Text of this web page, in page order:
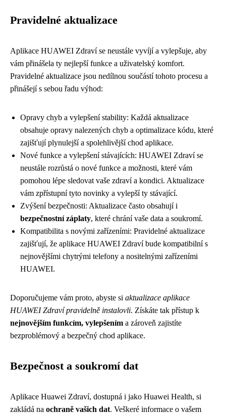
Pravidelné aktualizace
Aplikace HUAWEI Zdraví se neustále vyvíjí a vylepšuje, aby
vám přinášela ty nejlepší funkce a uživatelský komfort.
Pravidelné aktualizace jsou nedílnou součástí tohoto procesu a
přinášejí s sebou řadu výhod:
Opravy chyb a vylepšení stability: Každá aktualizace
obsahuje opravy nalezených chyb a optimalizace kódu, které
zajišťují plynulejší a spolehlivější chod aplikace.
Nové funkce a vylepšení stávajících: HUAWEI Zdraví se
neustále rozrůstá o nové funkce a možnosti, které vám
pomohou lépe sledovat vaše zdraví a kondici. Aktualizace
vám zpřístupní tyto novinky a vylepší ty stávající.
Zvýšení bezpečnosti: Aktualizace často obsahují i
bezpečnostní záplaty, které chrání vaše data a soukromí.
Kompatibilita s novými zařízeními: Pravidelné aktualizace
zajišťují, že aplikace HUAWEI Zdraví bude kompatibilní s
nejnovějšími chytrými telefony a nositelnými zařízeními
HUAWEI.
Doporučujeme vám proto, abyste si aktualizace aplikace
HUAWEI Zdraví pravidelně instalovli. Získáte tak přístup k
nejnovějším funkcím, vylepšením a zároveň zajistíte
bezproblémový a bezpečný chod aplikace.
Bezpečnost a soukromí dat
Aplikace Huawei Zdraví, dostupná i jako Huawei Health, si
zakládá na ochraně vašich dat. Veškeré informace o vašem